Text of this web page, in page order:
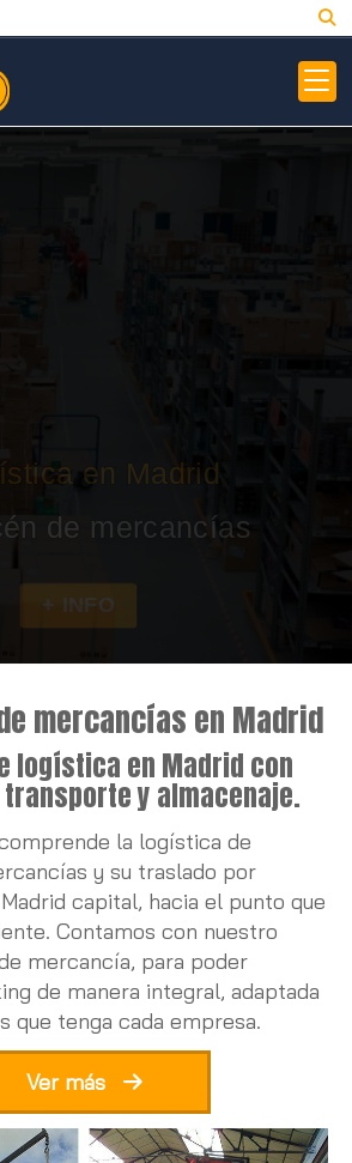
en Madrid
de mercancías
+ INFO
camión pluma
mercancías en Madrid
logística en Madrid con
y almacenaje.
la logística de
y su traslado por
capital, hacia el punto que
Contamos con nuestro
mercancía, para poder
de manera integral, adaptada
que tenga cada empresa.
Ver más